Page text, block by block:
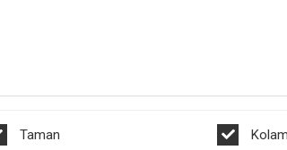
Taman
Kolam